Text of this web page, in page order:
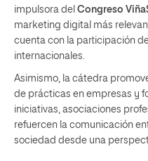
impulsora del Congreso
marketing digital más
cuenta con la participación
internacionales.
Asimismo, la cátedra
de prácticas en empresas y
iniciativas, asociaciones
refuercen la comunicación
sociedad desde una